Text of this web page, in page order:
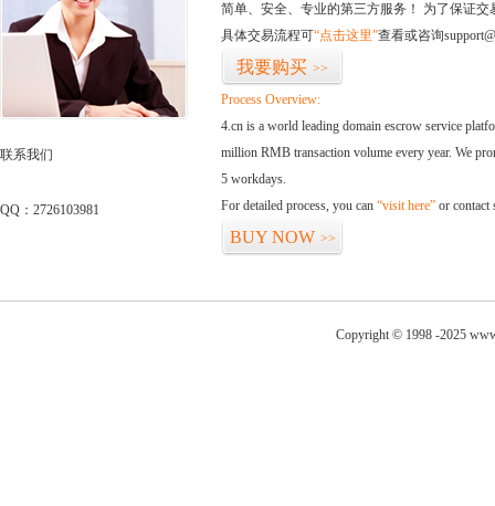
联系我们
QQ：2726103981
简单、安全、专业的第三方服务！ 为了保证
具体交易流程可“点击这里”查看或咨询
我要购买 >>
Process Overview:
4.cn is a world leading domain escrow service
million RMB transaction volume every year. We
5 workdays.
For detailed process, you can “visit here” or contact
BUY NOW >>
Copyright © 1998 -2025